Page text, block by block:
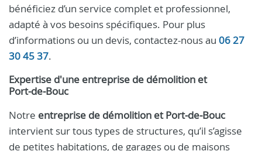
bénéficiez d’un service complet et professionnel,
adapté à vos besoins spécifiques. Pour plus
d’informations ou un devis, contactez-nous au 06 27
30 45 37.
Expertise d'une entreprise de démolition et
Port‑de‑Bouc
Notre entreprise de démolition et Port‑de‑Bouc
intervient sur tous types de structures, qu’il s’agisse
de petites habitations, de garages ou de maisons